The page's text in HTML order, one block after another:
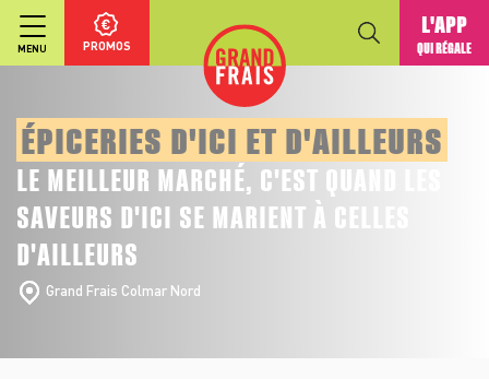
MENU PROMOS
L'APP
QUI RÉGALE
ÉPICERIES D'ICI ET D'AILLEURS
LE MEILLEUR MARCHÉ, C'EST QUAND LES
SAVEURS D'ICI SE MARIENT À CELLES
D'AILLEURS
Grand Frais Colmar Nord